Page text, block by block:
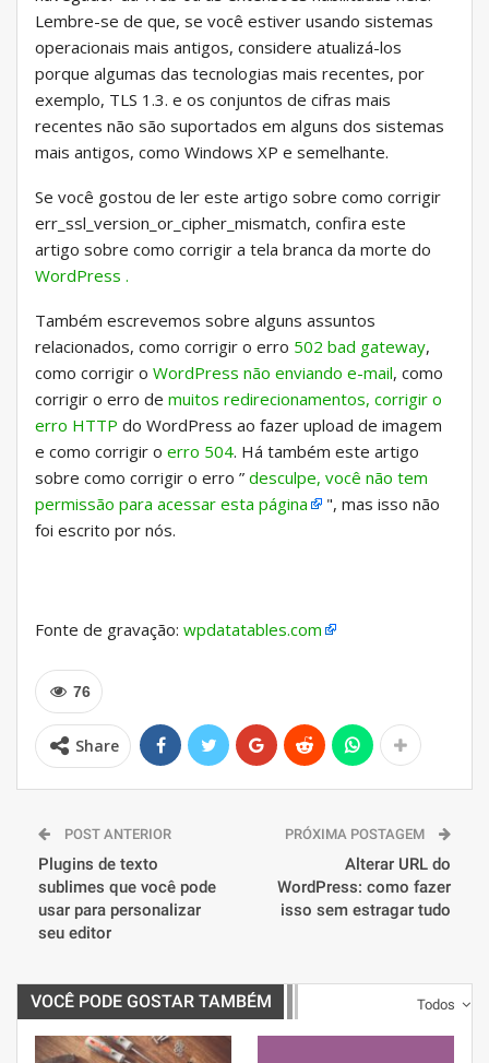
Lembre-se de que, se você estiver usando sistemas
operacionais mais antigos, considere atualizá-los
porque algumas das tecnologias mais recentes, por
exemplo, TLS 1.3. e os conjuntos de cifras mais
recentes não são suportados em alguns dos sistemas
mais antigos, como Windows XP e semelhante.
Se você gostou de ler este artigo sobre como corrigir
err_ssl_version_or_cipher_mismatch, confira este
artigo sobre como corrigir a tela branca da morte do
WordPress .
Também escrevemos sobre alguns assuntos
relacionados, como corrigir o erro 502 bad gateway,
como corrigir o WordPress não enviando e-mail, como
corrigir o erro de muitos redirecionamentos, corrigir o
erro HTTP do WordPress ao fazer upload de imagem
e como corrigir o erro 504. Há também este artigo
sobre como corrigir o erro ” desculpe, você não tem
permissão para acessar esta página
", mas isso não
foi escrito por nós.
Fonte de gravação: wpdatatables.com
76
Share
POST ANTERIOR
Plugins de texto
sublimes que você pode
usar para personalizar
seu editor
PRÓXIMA POSTAGEM
Alterar URL do
WordPress: como fazer
isso sem estragar tudo
Todos
VOCÊ PODE GOSTAR TAMBÉM